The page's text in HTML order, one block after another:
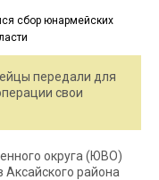
передали для
свои
округа (ЮВО)
района